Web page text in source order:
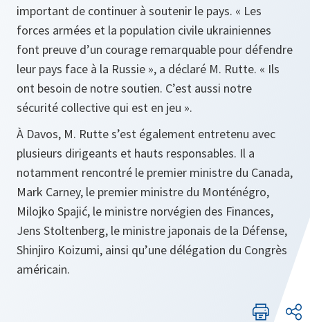
important de continuer à soutenir le pays. « Les
forces armées et la population civile ukrainiennes
font preuve d’un courage remarquable pour défendre
leur pays face à la Russie », a déclaré M. Rutte. « Ils
ont besoin de notre soutien. C’est aussi notre
sécurité collective qui est en jeu ».
À Davos, M. Rutte s’est également entretenu avec
plusieurs dirigeants et hauts responsables. Il a
notamment rencontré le premier ministre du Canada,
Mark Carney, le premier ministre du Monténégro,
Milojko Spajić, le ministre norvégien des Finances,
Jens Stoltenberg, le ministre japonais de la Défense,
Shinjiro Koizumi, ainsi qu’une délégation du Congrès
américain.